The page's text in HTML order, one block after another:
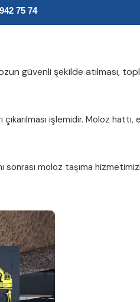
75 74
güvenli şekilde atılması,
çıkarılması işlemidir. Moloz
sonrası moloz taşıma